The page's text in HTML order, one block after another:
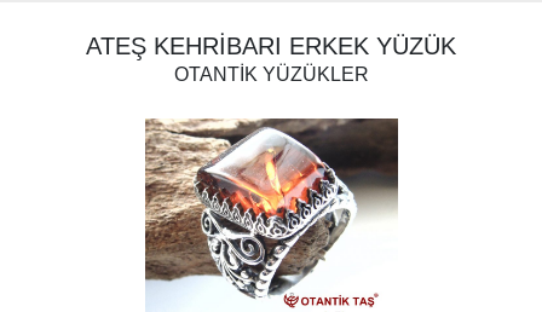
ATEŞ KEHRİBARI ERKEK YÜZÜK
OTANTİK YÜZÜKLER